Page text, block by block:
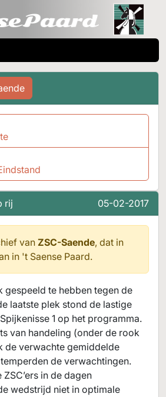
rij 05-02-2017
van ZSC-Saende, dat in
in 't Saense Paard.
gespeeld te hebben tegen de
laatste plek stond de lastige
1 op het programma.
van handeling (onder de rook
de verwachte gemiddelde
de verwachtingen.
in de dagen
wedstrijd niet in optimale